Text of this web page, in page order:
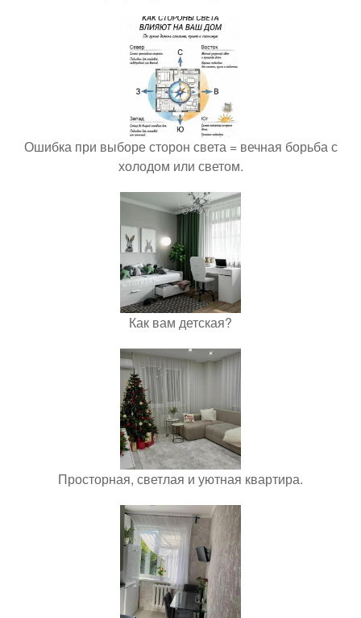
Ошибка при выборе сторон света = вечная борьба с
холодом или светом.
Как вам детская?
Просторная, светлая и уютная квартира.